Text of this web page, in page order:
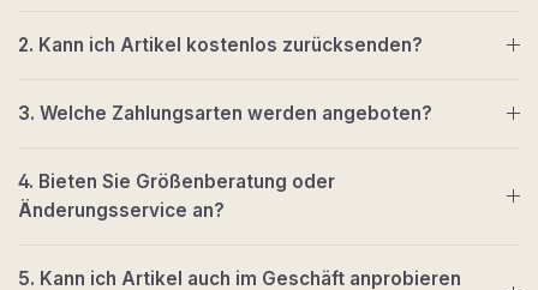
2. Kann ich Artikel kostenlos zurücksenden?
3. Welche Zahlungsarten werden angeboten?
4. Bieten Sie Größenberatung oder
Änderungsservice an?
5. Kann ich Artikel auch im Geschäft anprobieren